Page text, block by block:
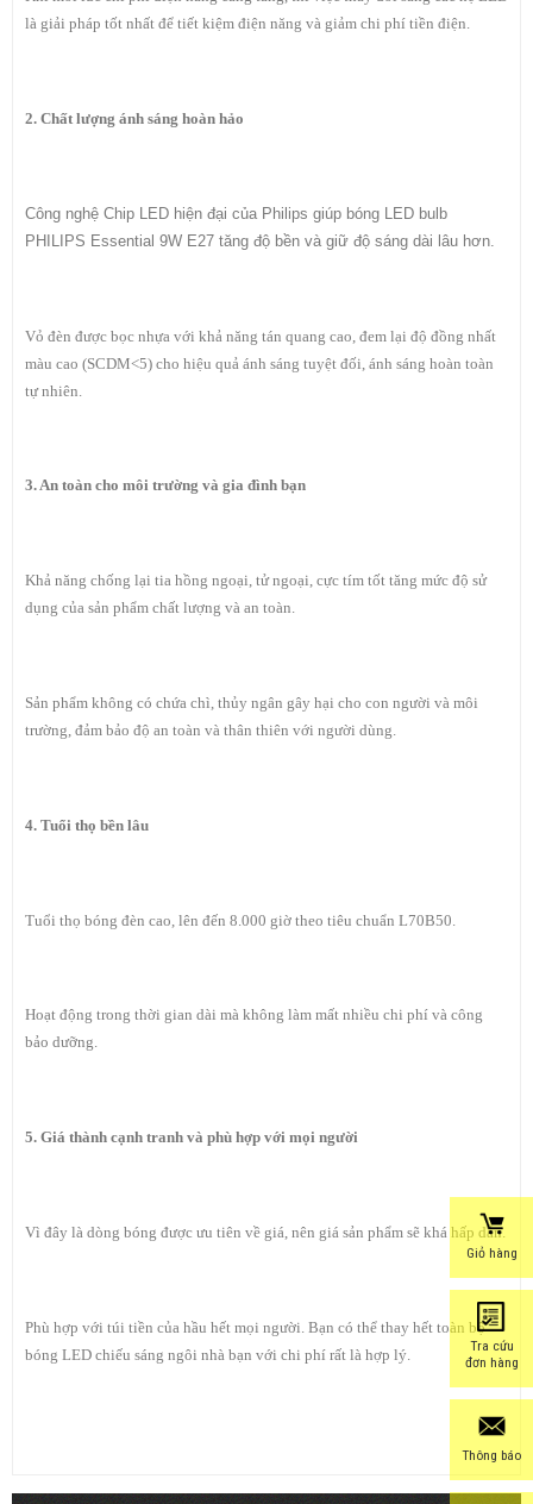
là giải pháp tốt nhất để tiết kiệm điện năng và giảm chi phí tiền điện.
2. Chất lượng ánh sáng hoàn hảo
Công nghệ Chip LED hiện đại của Philips giúp bóng LED bulb
PHILIPS Essential 9W E27 tăng độ bền và giữ độ sáng dài lâu hơn.
Vỏ đèn được bọc nhựa với khả năng tán quang cao, đem lại độ đồng nhất
màu cao (SCDM<5) cho hiệu quả ánh sáng tuyệt đối, ánh sáng hoàn toàn
tự nhiên.
3. An toàn cho môi trường và gia đình bạn
Khả năng chống lại tia hồng ngoại, tử ngoại, cực tím tốt tăng mức độ sử
dụng của sản phẩm chất lượng và an toàn.
Sản phẩm không có chứa chì, thủy ngân gây hại cho con người và môi
trường, đảm bảo độ an toàn và thân thiên với người dùng.
4. Tuổi thọ bền lâu
Tuổi thọ bóng đèn cao, lên đến 8.000 giờ theo tiêu chuẩn L70B50.
Hoạt động trong thời gian dài mà không làm mất nhiều chi phí và công
bảo dưỡng.
5. Giá thành cạnh tranh và phù hợp với mọi người
Vì đây là dòng bóng được ưu tiên về giá, nên giá sản phẩm sẽ khá hấp dẫn.
Phù hợp với túi tiền của hầu hết mọi người. Bạn có thể thay hết toàn bộ
bóng LED chiếu sáng ngôi nhà bạn với chi phí rất là hợp lý.
Giỏ hàng
Tra cứu
đơn hàng
Thông báo